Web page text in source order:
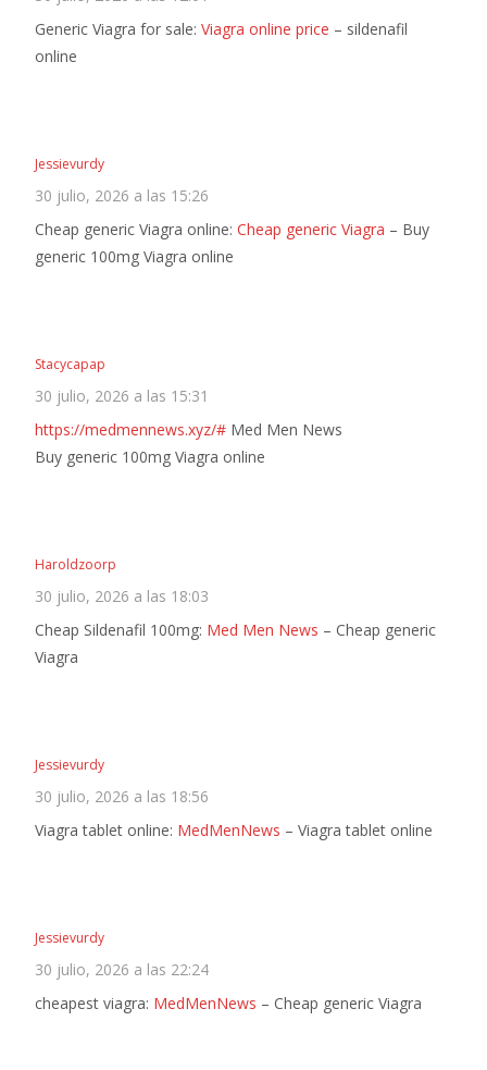
Generic Viagra for sale: Viagra online price – sildenafil
online
Jessievurdy
30 julio, 2026 a las 15:26
Cheap generic Viagra online: Cheap generic Viagra – Buy
generic 100mg Viagra online
Stacycapap
30 julio, 2026 a las 15:31
https://medmennews.xyz/# Med Men News
Buy generic 100mg Viagra online
Haroldzoorp
30 julio, 2026 a las 18:03
Cheap Sildenafil 100mg: Med Men News – Cheap generic
Viagra
Jessievurdy
30 julio, 2026 a las 18:56
Viagra tablet online: MedMenNews – Viagra tablet online
Jessievurdy
30 julio, 2026 a las 22:24
cheapest viagra: MedMenNews – Cheap generic Viagra